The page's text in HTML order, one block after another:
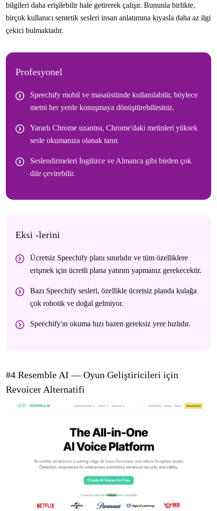
bilgileri daha erişilebilir hale getirerek çalışır. Bununla birlikte,
birçok kullanıcı sentetik sesleri insan anlatımına kıyasla daha az ilgi
çekici bulmaktadır.
Profesyonel
Speechify mobil ve masaüstünde kullanılabilir, böylece
metni her yerde konuşmaya dönüştürebilirsiniz.
Yararlı Chrome uzantısı, Chrome'daki metinleri yüksek
sesle okumanıza olanak tanır.
Seslendirmeleri İngilizce ve Almanca gibi birden çok
dile çevirebilir.
Eksi -lerini
Ücretsiz Speechify planı sınırlıdır ve tüm özelliklere
erişmek için ücretli plana yatırım yapmanız gerekecektir.
Bazı Speechify sesleri, özellikle ücretsiz planda kulağa
çok robotik ve doğal gelmiyor.
Speechify'ın okuma hızı bazen gereksiz yere hızlıdır.
#4 Resemble AI — Oyun Geliştiricileri için
Revoicer Alternatifi